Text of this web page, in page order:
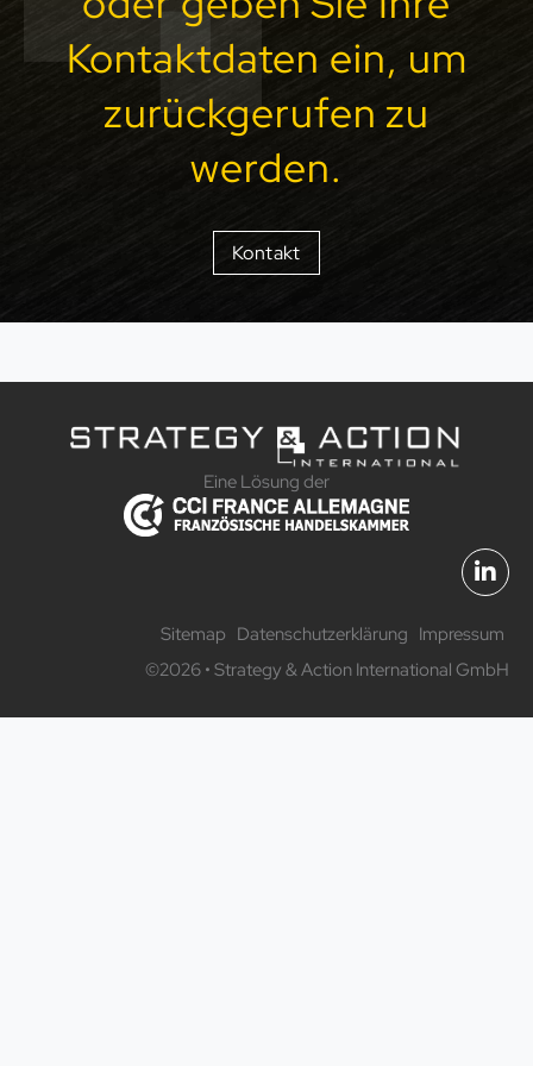
Kontaktdaten ein, um
zurückgerufen zu
werden.
Kontakt
Eine Lösung der
Sitemap Datenschutzerklärung Impressum
©2026 • Strategy & Action International GmbH